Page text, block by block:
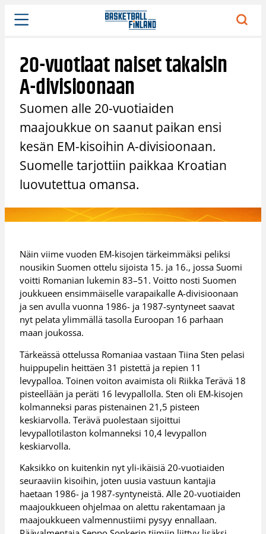
Siirry
sisältöön
20-vuotiaat naiset takaisin
A-divisioonaan
Suomen alle 20-vuotiaiden
maajoukkue on saanut paikan ensi
kesän EM-kisoihin A-divisioonaan.
Suomelle tarjottiin paikkaa Kroatian
luovutettua omansa.
Näin viime vuoden EM-kisojen tärkeimmäksi peliksi
nousikin Suomen ottelu sijoista 15. ja 16., jossa Suomi
voitti Romanian lukemin 83–51. Voitto nosti Suomen
joukkueen ensimmäiselle varapaikalle A-divisioonaan
ja sen avulla vuonna 1986- ja 1987-syntyneet saavat
nyt pelata ylimmällä tasolla Euroopan 16 parhaan
maan joukossa.
Tärkeässä ottelussa Romaniaa vastaan Tiina Sten pelasi
huippupelin heittäen 31 pistettä ja repien 11
levypalloa. Toinen voiton avaimista oli Riikka Terävä 18
pisteellään ja peräti 16 levypallolla. Sten oli EM-kisojen
kolmanneksi paras pistenainen 21,5 pisteen
keskiarvolla. Terävä puolestaan sijoittui
levypallotilaston kolmanneksi 10,4 levypallon
keskiarvolla.
Kaksikko on kuitenkin nyt yli-ikäisiä 20-vuotiaiden
seuraaviin kisoihin, joten uusia vastuun kantajia
haetaan 1986- ja 1987-syntyneistä. Alle 20-vuotiaiden
maajoukkueen ohjelmaa on alettu rakentamaan ja
maajoukkueen valmennustiimi pysyy ennallaan.